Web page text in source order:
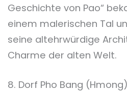
Geschichte von Pao“
einem malerischen Tal
seine altehrwürdige
Charme der alten Welt.
8. Dorf Pho Bang (Hmong)